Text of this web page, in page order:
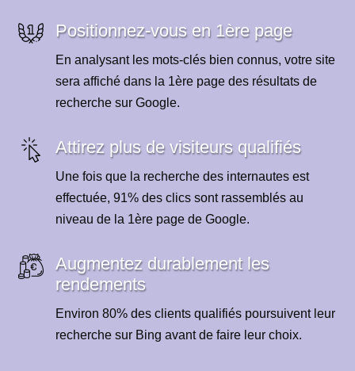
Positionnez-vous en 1ère page
En analysant les mots-clés bien connus, votre site
sera affiché dans la 1ère page des résultats de
recherche sur Google.
Attirez plus de visiteurs qualifiés
Une fois que la recherche des internautes est
effectuée, 91% des clics sont rassemblés au
niveau de la 1ère page de Google.
Augmentez durablement les
rendements
Environ 80% des clients qualifiés poursuivent leur
recherche sur Bing avant de faire leur choix.